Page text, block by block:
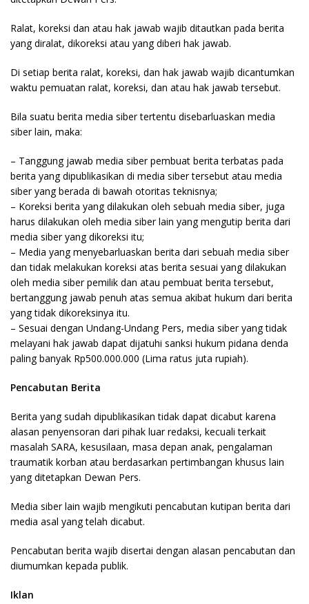
Ralat, koreksi dan atau hak jawab wajib ditautkan pada berita
yang diralat, dikoreksi atau yang diberi hak jawab.
Di setiap berita ralat, koreksi, dan hak jawab wajib dicantumkan
waktu pemuatan ralat, koreksi, dan atau hak jawab tersebut.
Bila suatu berita media siber tertentu disebarluaskan media
siber lain, maka:
– Tanggung jawab media siber pembuat berita terbatas pada
berita yang dipublikasikan di media siber tersebut atau media
siber yang berada di bawah otoritas teknisnya;
– Koreksi berita yang dilakukan oleh sebuah media siber, juga
harus dilakukan oleh media siber lain yang mengutip berita dari
media siber yang dikoreksi itu;
– Media yang menyebarluaskan berita dari sebuah media siber
dan tidak melakukan koreksi atas berita sesuai yang dilakukan
oleh media siber pemilik dan atau pembuat berita tersebut,
bertanggung jawab penuh atas semua akibat hukum dari berita
yang tidak dikoreksinya itu.
– Sesuai dengan Undang-Undang Pers, media siber yang tidak
melayani hak jawab dapat dijatuhi sanksi hukum pidana denda
paling banyak Rp500.000.000 (Lima ratus juta rupiah).
Pencabutan Berita
Berita yang sudah dipublikasikan tidak dapat dicabut karena
alasan penyensoran dari pihak luar redaksi, kecuali terkait
masalah SARA, kesusilaan, masa depan anak, pengalaman
traumatik korban atau berdasarkan pertimbangan khusus lain
yang ditetapkan Dewan Pers.
Media siber lain wajib mengikuti pencabutan kutipan berita dari
media asal yang telah dicabut.
Pencabutan berita wajib disertai dengan alasan pencabutan dan
diumumkan kepada publik.
Iklan